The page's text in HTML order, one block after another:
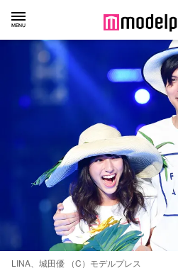
LINA、城田優 （C）モデルプレス